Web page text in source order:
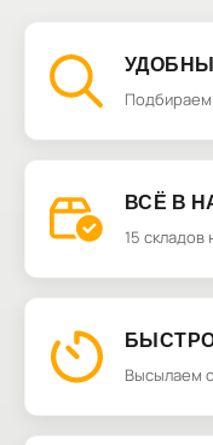
Подбираем
ВСЁ В
15
Высылаем